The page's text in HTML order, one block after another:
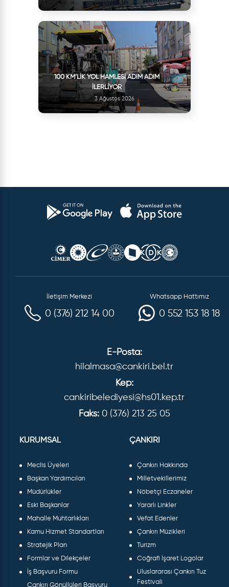
100 KM’LIK YOL HAMLESI ADIM ADIM
İLERLIYOR
3 Ağustos 2026
İletişim Merkezi
0 (376) 212 14 00
Whatsapp Hattımız
0 552 153 18 18
E-Posta:
hilalmasa@cankiri.bel.tr
Kep:
cankiribelediyesi@hs01.kep.tr
Faks: 0 (376) 213 25 05
KURUMSAL
Meclis Üyeleri
Başkan Yardımcıları
Müdürlükler
Eski Başkanlar
Mahalle Muhtarlıkları
Kamu Hizmet Standartları
Stratejik Plan
Formlar ve Dilekçeler
İş Başvuru Formu
Çankırı Gönüllüleri Başvuru
ÇANKIRI
Çankırı Hakkında
Milletvekillerimiz
Nöbetçi Eczaneler
Yararlı Linkler
Vefat Edenler
Çankırı Müzikleri
Turizm
Coğrafi İşaret Logolar
Uluslararası Çankırı Tuz
Festivali